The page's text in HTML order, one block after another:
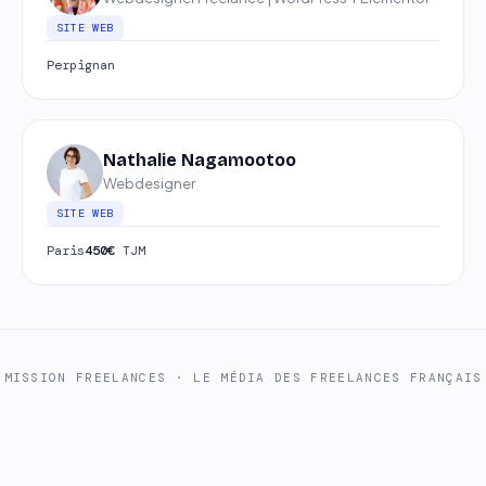
SITE WEB
Perpignan
Nathalie Nagamootoo
Webdesigner
SITE WEB
Paris450€ TJM
MISSION FREELANCES · LE MÉDIA DES FREELANCES FRANÇAIS